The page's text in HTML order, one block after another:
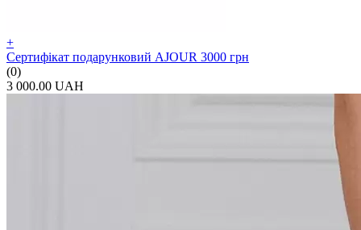
+
Сертифікат подарунковий AJOUR 3000 грн
(0)
3 000.00 UAH